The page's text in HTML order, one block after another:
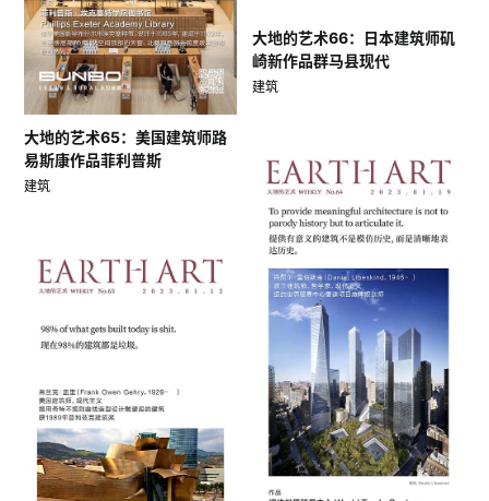
大地的艺术66：日本建筑师矶
崎新作品群马县现代
建筑
大地的艺术65：美国建筑师路
易斯康作品菲利普斯
建筑